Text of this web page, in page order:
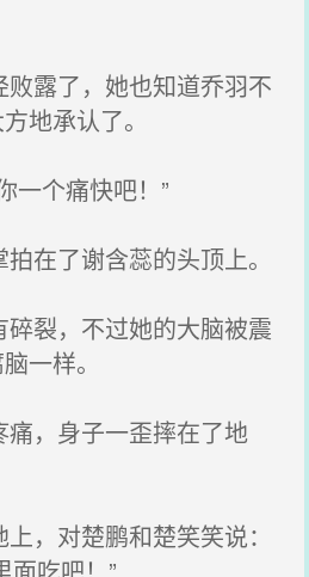
露了，她也知道乔羽不
地承认了。
一个痛快吧！”
在了谢含蕊的头顶上。
裂，不过她的大脑被震
一样。
，身子一歪摔在了地
，对楚鹏和楚笑笑说：